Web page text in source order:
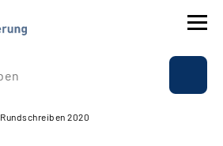
Rundschreiben 2020